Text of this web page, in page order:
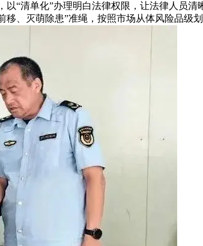
“清单化”办理明白法律权限，让法律人员
、灭萌除患”准绳，按照市场从体风险品级